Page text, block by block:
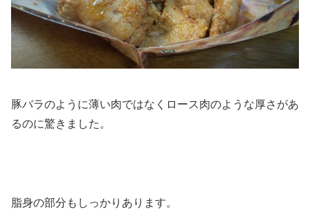
豚バラのように薄い肉ではなくロース肉のような厚さがあ
るのに驚きました。
脂身の部分もしっかりあります。